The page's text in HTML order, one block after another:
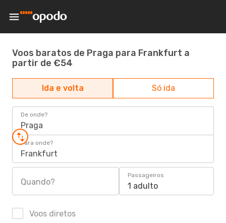
Voos baratos de Praga para Frankfurt a
partir de €54
Ida e volta Só ida
De onde?
Praga
Para onde?
Frankfurt
Quando?
Passageiros
1 adulto
Voos diretos